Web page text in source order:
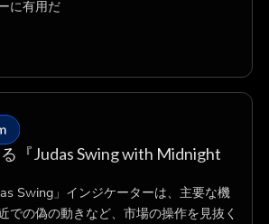
に有用だ
『Judas Swing with Midnight
Swing」インジケーターは、主要な機
での偽の動きなど、市場の操作を見抜く